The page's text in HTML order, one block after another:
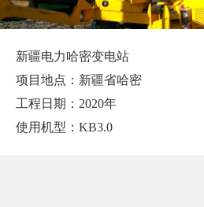
新疆电力哈密变电站
项目地点：新疆省哈密
工程日期：2020年
使用机型：KB3.0